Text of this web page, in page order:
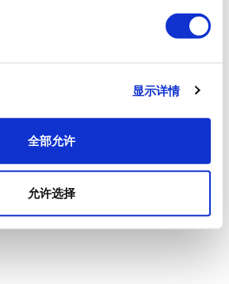
显示详情
全部允许
允许选择